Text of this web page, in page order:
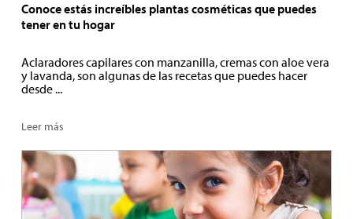
Conoce estás increíbles plantas cosméticas que puedes
tener en tu hogar
Aclaradores capilares con manzanilla, cremas con aloe vera
y lavanda, son algunas de las recetas que puedes hacer
desde ...
Leer más